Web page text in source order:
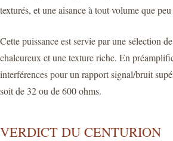
texturés, et une aisance à tout volume que
Cette puissance est servie par une sélection
chaleureux et une texture riche. En
interférences pour un rapport signal/bruit
soit de 32 ou de 600 ohms.
VERDICT DU CENTURION